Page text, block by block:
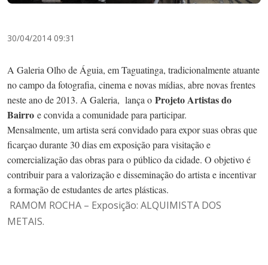
30/04/2014 09:31
A Galeria Olho de Águia, em Taguatinga, tradicionalmente atuante
no campo da fotografia, cinema e novas mídias, abre novas frentes
neste ano de 2013. A Galeria, lança o Projeto Artistas do
Bairro e convida a comunidade para participar.
Mensalmente, um artista será convidado para expor suas obras que
ficarçao durante 30 dias em exposição para visitação e
comercialização das obras para o público da cidade. O objetivo é
contribuir para a valorização e disseminação do artista e incentivar
a formação de estudantes de artes plásticas.
RAMOM ROCHA – Exposição: ALQUIMISTA DOS
METAIS.